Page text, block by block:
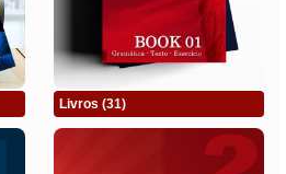
Livros(31)